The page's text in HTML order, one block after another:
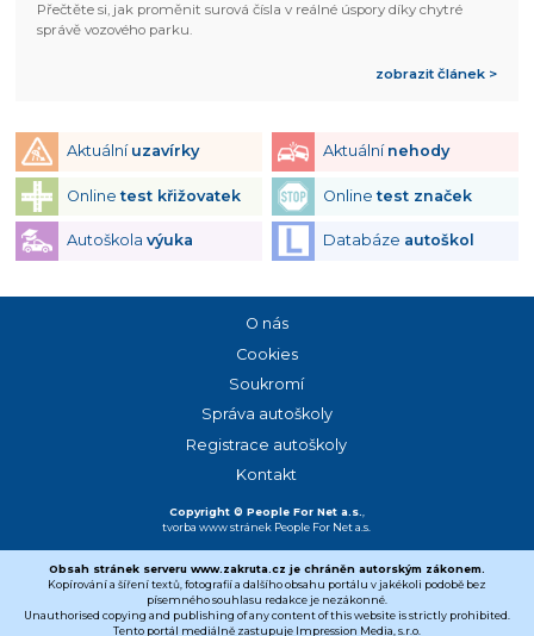
Přečtěte si, jak proměnit surová čísla v reálné úspory díky chytré
správě vozového parku.
zobrazit článek >
Aktuální uzavírky Aktuální nehody
Onlinetest křižovatek Onlinetest značek
Autoškola výuka Databáze autoškol
Copyright © People For Net a.s.,
tvorba www stránek People For Net a.s.
O nás
Cookies
Soukromí
Správa autoškoly
Registrace autoškoly
Kontakt
Obsah stránek serveru www.zakruta.cz je chráněn autorským zákonem.
Kopírování a šíření textů, fotografií a dalšího obsahu portálu v jakékoli podobě bez
písemného souhlasu redakce je nezákonné.
Unauthorised copying and publishing of any content of this website is strictly prohibited.
Tento portál mediálně zastupuje Impression Media, s.r.o.